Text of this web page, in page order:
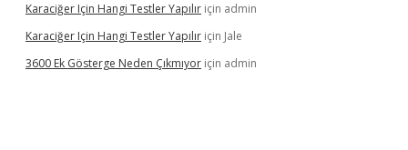
Karaciğer Için Hangi Testler Yapılır için admin
Karaciğer Için Hangi Testler Yapılır için Jale
3600 Ek Gösterge Neden Çıkmıyor için admin